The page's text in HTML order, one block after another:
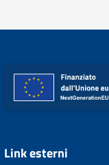
Link esterni